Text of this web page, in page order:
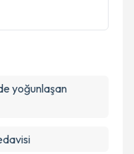
ediyorum.
Gönder
yoğunlaşan